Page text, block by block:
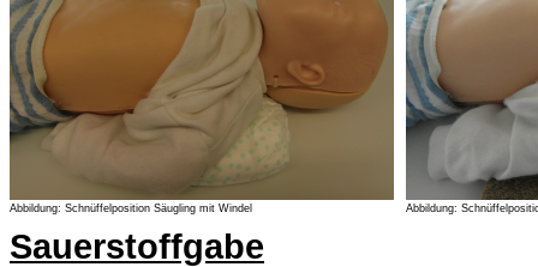
Abbildung: Schnüffelposition Säugling mit Windel Abbildung:
Sauerstoffgabe